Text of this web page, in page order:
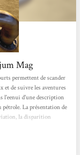
Mag
permettent de scander
et de suivre les aventures
l'eenui d'une description
pétrole. La présentation de
la disparition
des sociétés, plus